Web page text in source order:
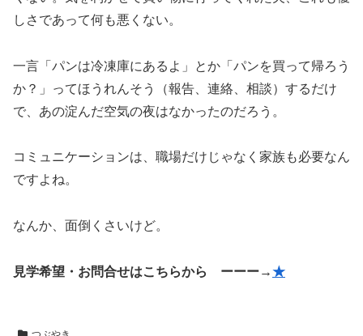
しさであって何も悪くない。
一言「パンは冷凍庫にあるよ」とか「パンを買って帰ろう
か？」ってほうれんそう（報告、連絡、相談）するだけ
で、あの淀んだ空気の夜はなかったのだろう。
コミュニケーションは、職場だけじゃなく家族も必要なん
ですよね。
なんか、面倒くさいけど。
見学希望・お問合せはこちらから ーーー→★